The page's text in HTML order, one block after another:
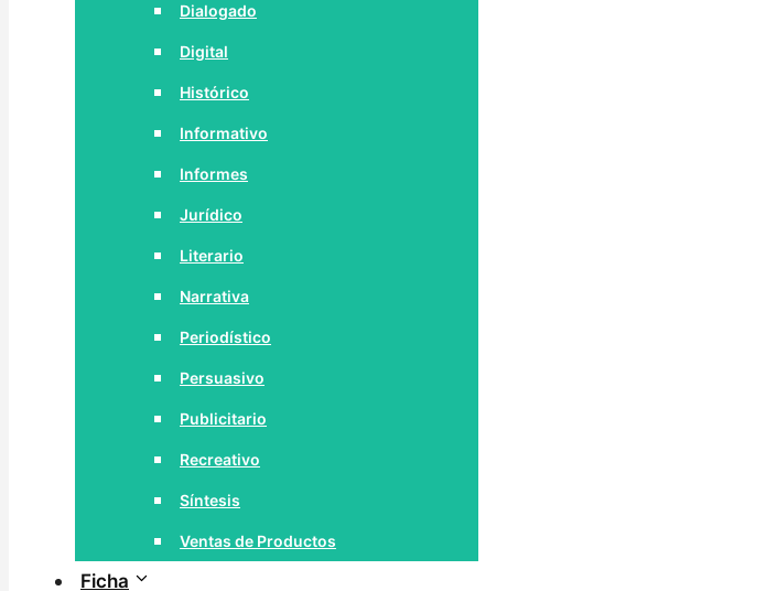
Dialogado
Digital
Histórico
Informativo
Informes
Jurídico
Literario
Narrativa
Periodístico
Persuasivo
Publicitario
Recreativo
Síntesis
Ventas de Productos
Ficha